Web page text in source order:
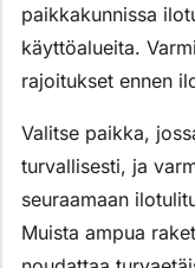
paikkakunnissa
käyttöalueita.
rajoitukset ennen
Valitse paikka,
turvallisesti, ja
seuraamaan
Muista ampua